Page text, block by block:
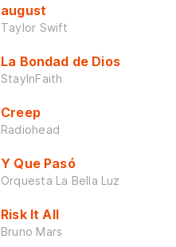
august
Taylor Swift
La Bondad de Dios
StayInFaith
Creep
Radiohead
Y Que Pasó
Orquesta La Bella Luz
Risk It All
Bruno Mars